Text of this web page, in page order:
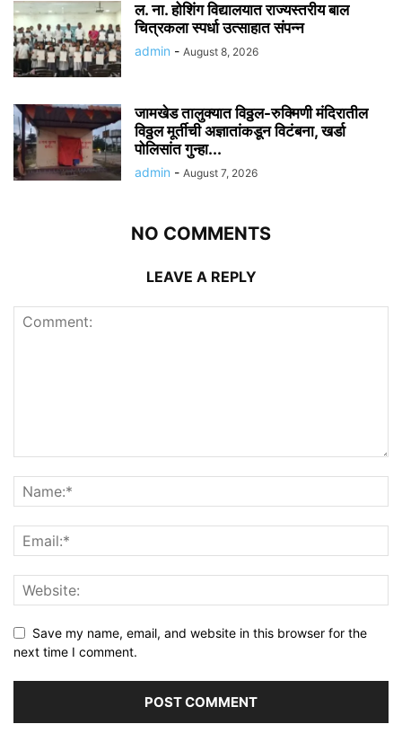
ल. ना. होशिंग विद्यालयात राज्यस्तरीय बाल
चित्रकला स्पर्धा उत्साहात संपन्न
admin - August 8, 2026
जामखेड तालुक्यात विठ्ठल-रुक्मिणी मंदिरातील
विठ्ठल मूर्तीची अज्ञातांकडून विटंबना, खर्डा
पोलिसांत गुन्हा...
admin - August 7, 2026
NO COMMENTS
LEAVE A REPLY
Save my name, email, and website in this browser for the
next time I comment.